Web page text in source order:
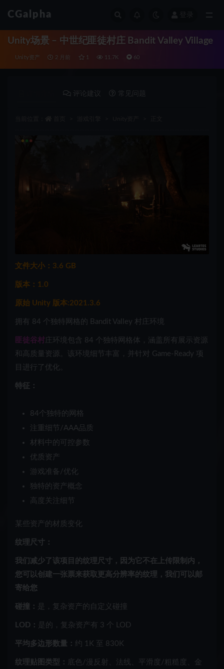
CGalpha
Unity场景 – 中世纪匪徒村庄 Bandit Valley Village
Unity资产 2 月前 1 11.7K 60
评论建议 常见问题
文件大小：3.6 GB
版本：1.0
原始 Unity 版本:2021.3.6
拥有 84 个独特网格的 Bandit Valley 村庄环境
匪徒谷村 庄环境包含 84 个独特网格体，涵盖所有展示资源
和高质量资源。该环境细节丰富，并针对 Game-Ready 项
目进行了优化。
特征：
84个独特的网格
注重细节/AAA品质
材料中的可控参数
优质资产
游戏准备/优化
独特的资产概念
高度关注细节
某些资产的材质变化
纹理尺寸：
我们减少了该项目的纹理尺寸，因为它不在上传限制内，
您可以创建一张票来获取更高分辨率的纹理，我们可以邮
寄给您
碰撞： 是，复杂资产的自定义碰撞
LOD： 是的，复杂资产有 3 个 LOD
平均多边形数量： 约 1K 至 830K
纹理贴图类型：
底色/漫反射、法线、平滑度/粗糙度、金